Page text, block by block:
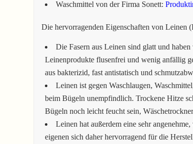
Waschmittel von der Firma Sonett:
Die hervorragenden Eigenschaften von Leinen
Die Fasern aus Leinen sind glatt und
Leinenprodukte flusenfrei und wenig anfällig
aus bakterizid, fast antistatisch und
Leinen ist gegen Waschlaugen,
beim Bügeln unempfindlich. Trockene Hitze
Bügeln noch leicht feucht sein,
Leinen hat außerdem eine sehr
eigenen sich daher hervorragend für die